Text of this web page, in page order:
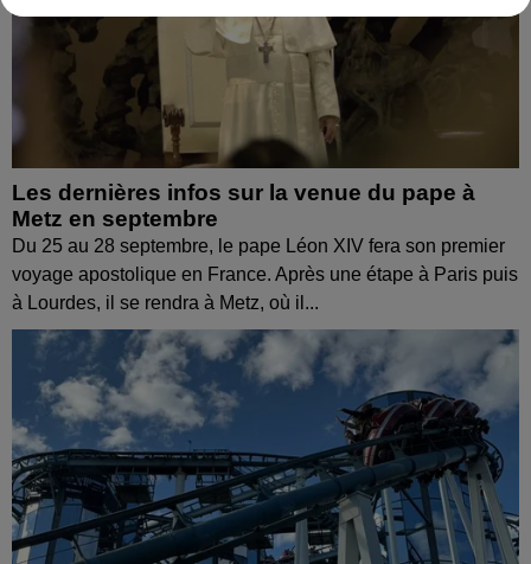
Les dernières infos sur la venue du pape à
Metz en septembre
Du 25 au 28 septembre, le pape Léon XIV fera son premier
voyage apostolique en France. Après une étape à Paris puis
à Lourdes, il se rendra à Metz, où il...